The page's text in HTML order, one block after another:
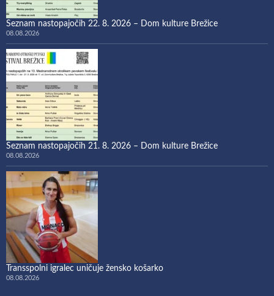
Seznam nastopajočih 22. 8. 2026 – Dom kulture Brežice
08.08.2026
Seznam nastopajočih 21. 8. 2026 – Dom kulture Brežice
08.08.2026
Transspolni igralec uničuje žensko košarko
08.08.2026